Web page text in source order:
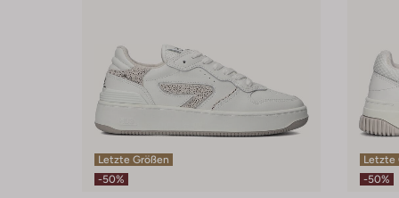
Letzte Größen
-50%
Letzte
-50%